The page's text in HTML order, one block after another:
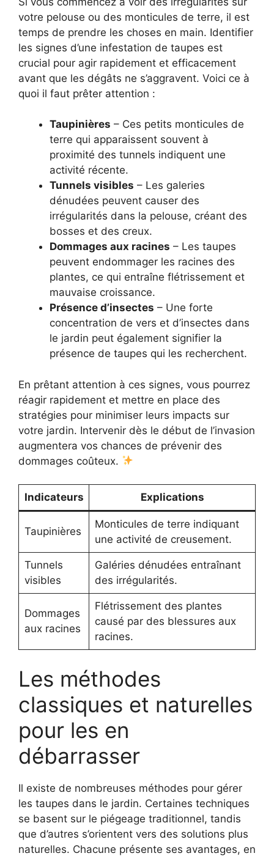
votre pelouse ou des monticules de terre, il est
temps de prendre les choses en main. Identifier
les signes d’une infestation de taupes est
crucial pour agir rapidement et efficacement
avant que les dégâts ne s’aggravent. Voici ce à
quoi il faut prêter attention :
Taupinières – Ces petits monticules de
terre qui apparaissent souvent à
proximité des tunnels indiquent une
activité récente.
Tunnels visibles – Les galeries
dénudées peuvent causer des
irrégularités dans la pelouse, créant des
bosses et des creux.
Dommages aux racines – Les taupes
peuvent endommager les racines des
plantes, ce qui entraîne flétrissement et
mauvaise croissance.
Présence d’insectes – Une forte
concentration de vers et d’insectes dans
le jardin peut également signifier la
présence de taupes qui les recherchent.
En prêtant attention à ces signes, vous pourrez
réagir rapidement et mettre en place des
stratégies pour minimiser leurs impacts sur
votre jardin. Intervenir dès le début de l’invasion
augmentera vos chances de prévenir des
dommages coûteux.
Indicateurs Explications
Taupinières
Monticules de terre indiquant
une activité de creusement.
Tunnels
visibles
Galéries dénudées entraînant
des irrégularités.
Dommages
aux racines
Flétrissement des plantes
causé par des blessures aux
racines.
Les méthodes
classiques et naturelles
pour les en
débarrasser
Il existe de nombreuses méthodes pour gérer
les taupes dans le jardin. Certaines techniques
se basent sur le piégeage traditionnel, tandis
que d’autres s’orientent vers des solutions plus
naturelles. Chacune présente ses avantages, en